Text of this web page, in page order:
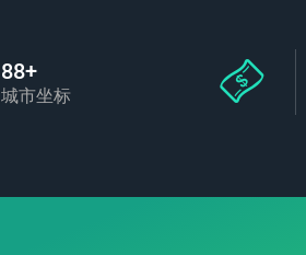
88+
城市坐标